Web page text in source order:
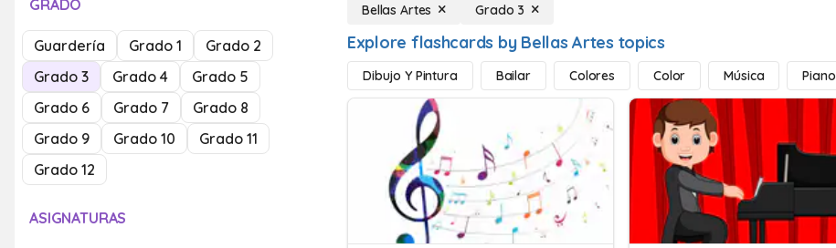
GRADO
Guardería Grado 1
Grado 2
Grado 3
Grado 4
Grado 5
Grado 6
Grado 7
Grado 8
Grado 9
Grado 10
Grado 11
Grado 12
ASIGNATURAS
Bellas Artes Grado 3
Explore flashcards by Bellas Artes topics
Dibujo Y Pintura Bailar Colores Color Música Piano